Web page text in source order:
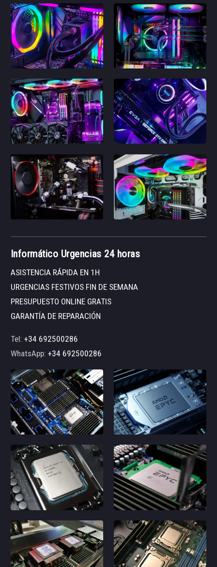
Informático Urgencias 24 horas
ASISTENCIA RÁPIDA EN 1H
URGENCIAS FESTIVOS FIN DE SEMANA
PRESUPUESTO ONLINE GRATIS
GARANTÍA DE REPARACIÓN
Tel:+34 692500286
WhatsApp:+34 692500286